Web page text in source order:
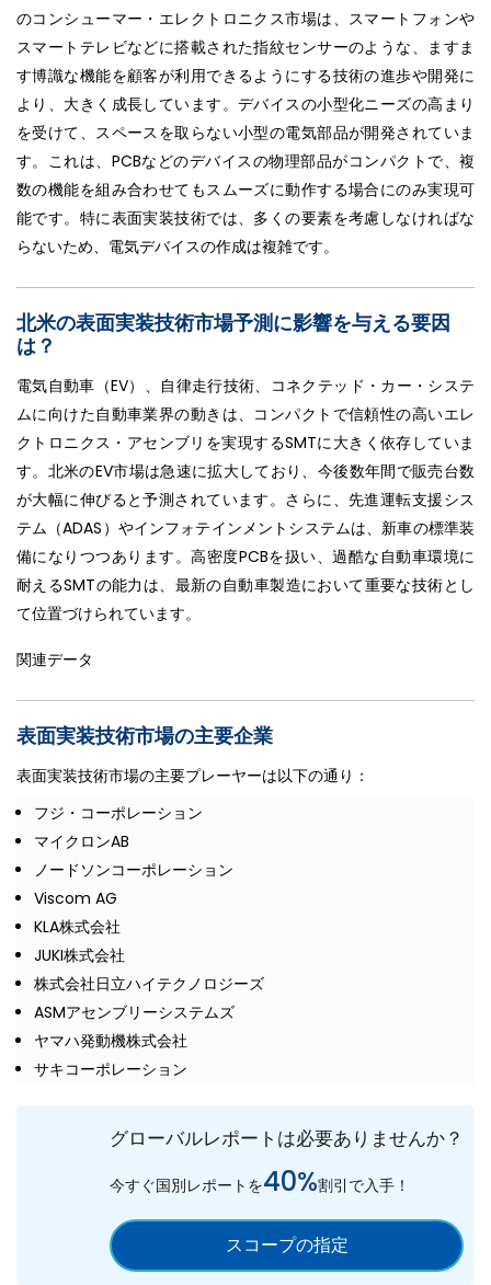
のコンシューマー・エレクトロニクス市場は、スマートフォンや
スマートテレビなどに搭載された指紋センサーのような、ますま
す博識な機能を顧客が利用できるようにする技術の進歩や開発に
より、大きく成長しています。デバイスの小型化ニーズの高まり
を受けて、スペースを取らない小型の電気部品が開発されていま
す。これは、PCBなどのデバイスの物理部品がコンパクトで、複
数の機能を組み合わせてもスムーズに動作する場合にのみ実現可
能です。特に表面実装技術では、多くの要素を考慮しなければな
らないため、電気デバイスの作成は複雑です。
北米の表面実装技術市場予測に影響を与える要因
は？
電気自動車（EV）、自律走行技術、コネクテッド・カー・システ
ムに向けた自動車業界の動きは、コンパクトで信頼性の高いエレ
クトロニクス・アセンブリを実現するSMTに大きく依存していま
す。北米のEV市場は急速に拡大しており、今後数年間で販売台数
が大幅に伸びると予測されています。さらに、先進運転支援シス
テム（ADAS）やインフォテインメントシステムは、新車の標準装
備になりつつあります。高密度PCBを扱い、過酷な自動車環境に
耐えるSMTの能力は、最新の自動車製造において重要な技術とし
て位置づけられています。
関連データ
表面実装技術市場の主要企業
表面実装技術市場の主要プレーヤーは以下の通り：
フジ・コーポレーション
マイクロンAB
ノードソンコーポレーション
Viscom AG
KLA株式会社
JUKI株式会社
株式会社日立ハイテクノロジーズ
ASMアセンブリーシステムズ
ヤマハ発動機株式会社
サキコーポレーション
グローバルレポートは必要ありませんか？
今すぐ国別レポートを40%割引で入手！
スコープの指定